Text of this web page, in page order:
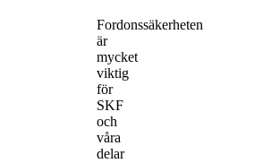
Fordonssäkerheten
är
mycket
viktig
för
SKF
och
våra
delar